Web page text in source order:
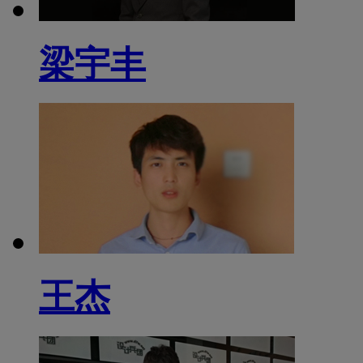
梁宇丰
王杰